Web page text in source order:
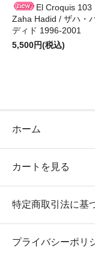
El Croquis 103
Zaha Hadid / ザハ・
ディド 1996-2001
5,500円(税込)
ホーム
カートを見る
特定商取引法に基
プライバシーポリ